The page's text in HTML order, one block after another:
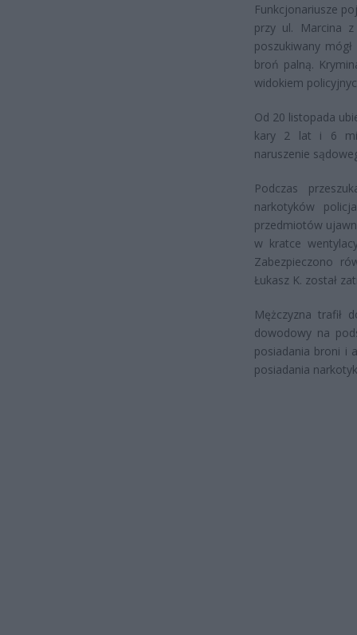
Funkcjonariusze
przy ul. Marcina z
poszukiwany
broń palną.
widokiem
Od 20 listopada
kary 2 lat i 6
naruszenie
Podczas
narkotyków
przedmiotów
w kratce
Zabezpieczono
Łukasz K. został
Mężczyzna trafił
dowodowy na
posiadania broni i
posiadania